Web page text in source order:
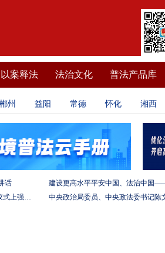
以案释法 法治文化 普法产品库
郴州 益阳 常德 怀化 湘西
话
陈文清在青年普法志愿者法治文化基层行启动仪式上强调 以学习宣传习近平法治思想引领普法工作